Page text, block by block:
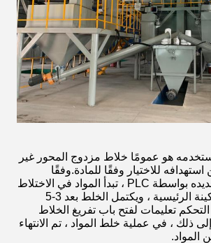
هو عمومًا خلاط مزدوج المحور غير
للاختيار وفقًا للمادة.وفقًا
للبرنامج الذي تم تحديده بواسطة PLC ، تبدأ المواد في الاختلاط
بعد دخولها إلى الماكينة الرئيسية ، ويكتمل الخلط بعد 3-5
تعليمات لفتح باب تفريغ الخلاط
ذلك ، في عملية خلط المواد ، تم الانتهاء
المواد.